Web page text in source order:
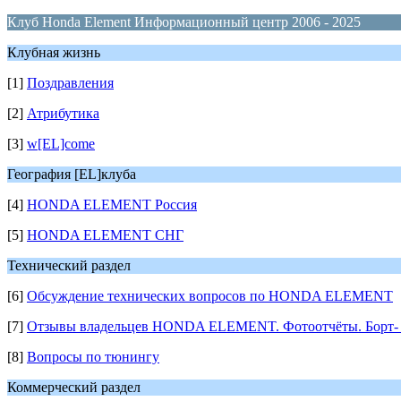
Клуб Honda Element Информационный центр 2006 - 2025
Клубная жизнь
[1] Поздравления
[2] Атрибутика
[3] w[EL]come
География [EL]клуба
[4] HONDA ELEMENT Россия
[5] HONDA ELEMENT СНГ
Технический раздел
[6] Обсуждение технических вопросов по HONDA ELEMENT
[7] Отзывы владельцев HONDA ELEMENT. Фотоотчёты. Борт-
[8] Вопросы по тюнингу
Коммерческий раздел